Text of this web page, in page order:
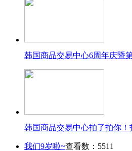
韩国商品交易中心6周年庆暨
韩国商品交易中心拍了拍你
我们9岁啦~查看数：5511